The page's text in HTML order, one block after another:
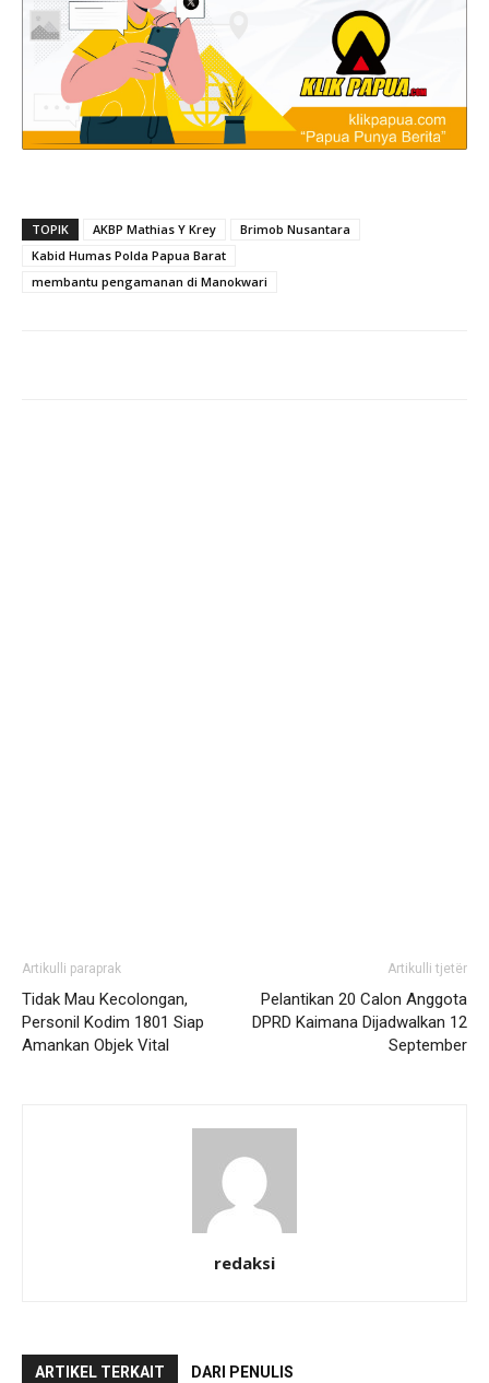
TOPIK AKBP Mathias Y Krey
Brimob Nusantara
Kabid Humas Polda Papua Barat
membantu pengamanan di Manokwari
Artikulli paraprak
Tidak Mau Kecolongan,
Personil Kodim 1801 Siap
Amankan Objek Vital
Artikulli tjetër
Pelantikan 20 Calon Anggota
DPRD Kaimana Dijadwalkan 12
September
redaksi
ARTIKEL TERKAIT DARI PENULIS